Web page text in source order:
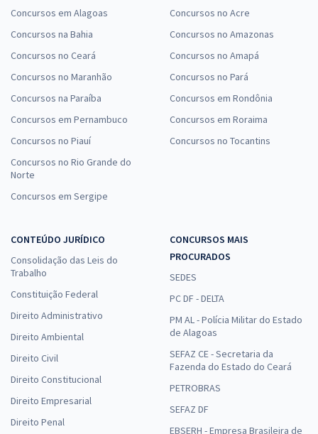
Concursos em Alagoas
Concursos na Bahia
Concursos no Ceará
Concursos no Maranhão
Concursos na Paraíba
Concursos em Pernambuco
Concursos no Piauí
Concursos no Rio Grande do
Norte
Concursos em Sergipe
Concursos no Acre
Concursos no Amazonas
Concursos no Amapá
Concursos no Pará
Concursos em Rondônia
Concursos em Roraima
Concursos no Tocantins
CONTEÚDO JURÍDICO
Consolidação das Leis do
Trabalho
Constituição Federal
Direito Administrativo
Direito Ambiental
Direito Civil
Direito Constitucional
Direito Empresarial
Direito Penal
CONCURSOS MAIS
PROCURADOS
SEDES
PC DF - DELTA
PM AL - Polícia Militar do Estado
de Alagoas
SEFAZ CE - Secretaria da
Fazenda do Estado do Ceará
PETROBRAS
SEFAZ DF
EBSERH - Empresa Brasileira de